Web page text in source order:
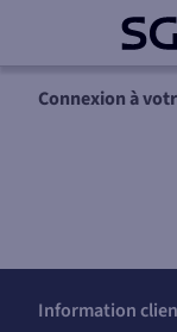
Connexion à
Information